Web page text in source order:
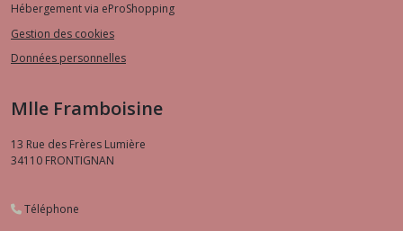
Hébergement via eProShopping
Gestion des cookies
Données personnelles
Mlle Framboisine
13 Rue des Frères Lumière
34110 FRONTIGNAN
Téléphone